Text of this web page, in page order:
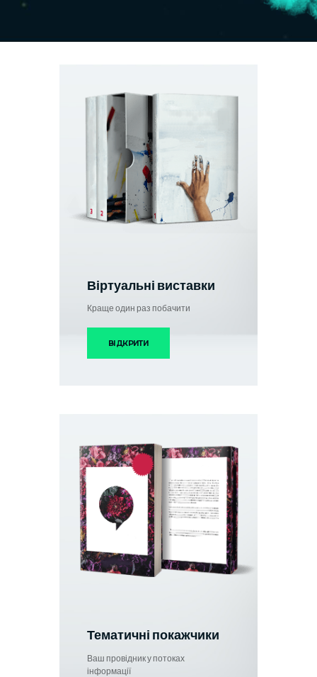
Віртуальні виставки
Краще один раз побачити
ВІДКРИТИ
Тематичні покажчики
Ваш провідник у потоках
інформації